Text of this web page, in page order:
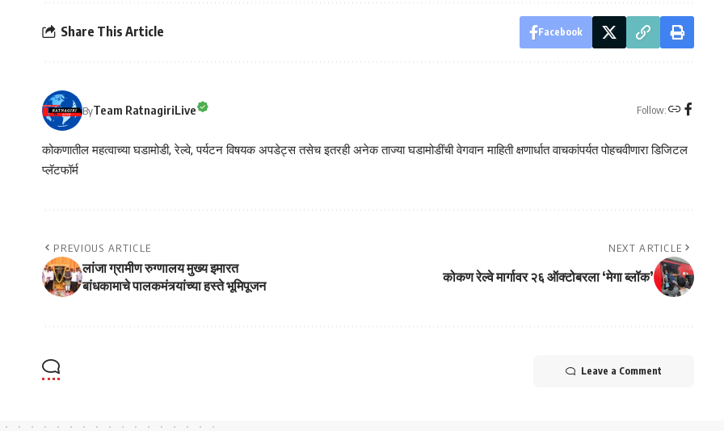
Share This Article Facebook
ByTeam RatnagiriLive Follow:
कोकणातील महत्वाच्या घडामोडी, रेल्वे, पर्यटन विषयक अपडेट्स तसेच इतरही अनेक ताज्या घडामोडींची वेगवान माहिती क्षणार्धात वाचकांपर्यत पोहचवीणारा डिजिटल
प्लॅटफॉर्म
PREVIOUS ARTICLE
लांजा ग्रामीण रुग्णालय मुख्य इमारत
बांधकामाचे पालकमंत्र्यांच्या हस्ते भूमिपूजन
NEXT ARTICLE
कोकण रेल्वे मार्गावर २६ ऑक्टोबरला ‘मेगा ब्लॉक’
Leave a Comment